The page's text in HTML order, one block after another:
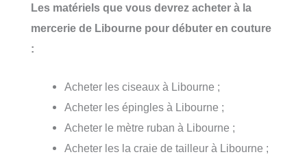
Les matériels que vous devrez acheter à la
mercerie de Libourne pour débuter en couture
:
Acheter les ciseaux à Libourne ;
Acheter les épingles à Libourne ;
Acheter le mètre ruban à Libourne ;
Acheter les la craie de tailleur à Libourne ;